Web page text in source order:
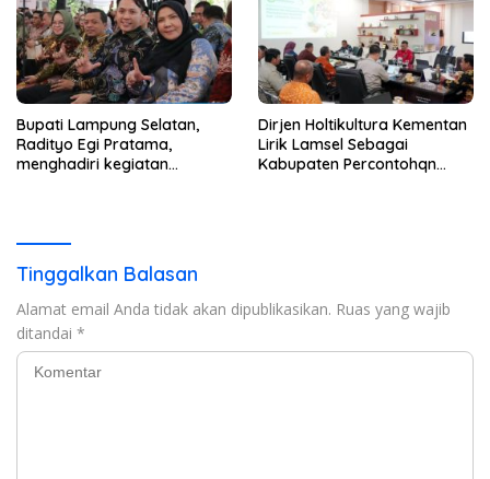
Bupati Lampung Selatan,
Radityo Egi Pratama,
menghadiri kegiatan
Dirjen Holtikultura Kementan
Lirik Lamsel Sebagai
Kabupaten Percontohqn
Tinggalkan Balasan
Alamat email Anda tidak akan dipublikasikan. Ruas yang wajib
ditandai *